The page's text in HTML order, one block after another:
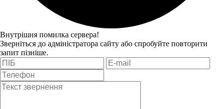
Внутрішня помилка сервера!
Зверніться до адміністратора сайту або спробуйте повторити
запит пізніше.